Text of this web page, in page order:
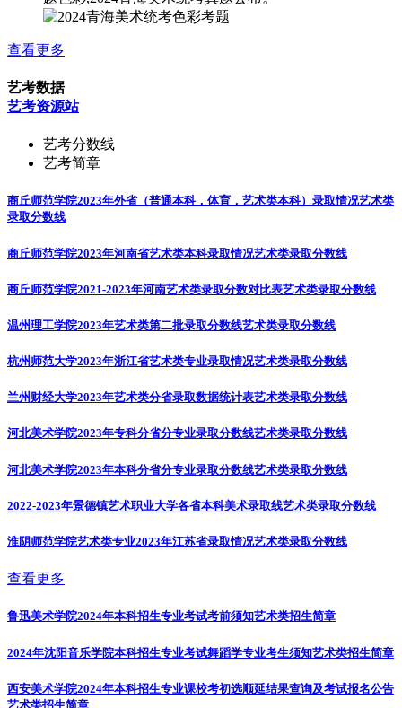
查看更多
艺考数据
艺考资源站
艺考分数线
艺考简章
商丘师范学院2023年外省（普通本科，体育，艺术类本科）录取情况艺术类
录取分数线
商丘师范学院2023年河南省艺术类本科录取情况艺术类录取分数线
商丘师范学院2021-2023年河南艺术类录取分数对比表艺术类录取分数线
温州理工学院2023年艺术类第二批录取分数线艺术类录取分数线
杭州师范大学2023年浙江省艺术类专业录取情况艺术类录取分数线
兰州财经大学2023年艺术类分省录取数据统计表艺术类录取分数线
河北美术学院2023年专科分省分专业录取分数线艺术类录取分数线
河北美术学院2023年本科分省分专业录取分数线艺术类录取分数线
2022-2023年景德镇艺术职业大学各省本科美术录取线艺术类录取分数线
淮阴师范学院艺术类专业2023年江苏省录取情况艺术类录取分数线
查看更多
鲁迅美术学院2024年本科招生专业考试考前须知艺术类招生简章
2024年沈阳音乐学院本科招生专业考试舞蹈学专业考生须知艺术类招生简章
西安美术学院2024年本科招生专业课校考初选顺延结果查询及考试报名公告
艺术类招生简章